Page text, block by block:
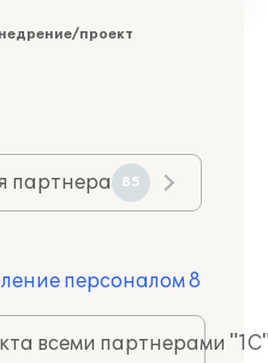
проект
партнера 85
персоналом 8
всеми партнерами